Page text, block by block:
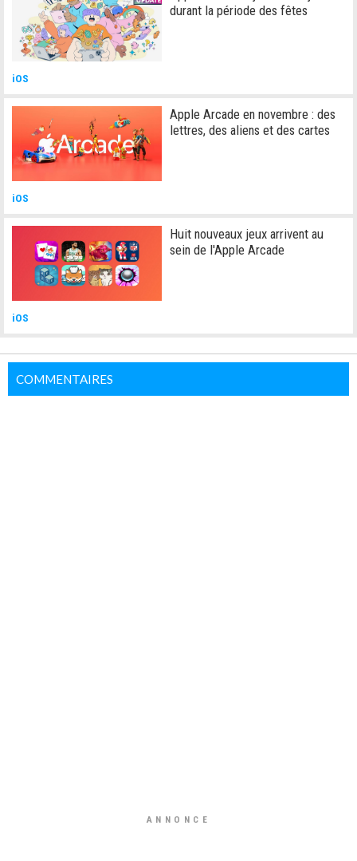
durant la période des fêtes
iOS
Apple Arcade en novembre : des
lettres, des aliens et des cartes
iOS
Huit nouveaux jeux arrivent au
sein de l'Apple Arcade
iOS
COMMENTAIRES
ANNONCE